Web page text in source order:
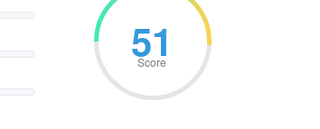
51
Score